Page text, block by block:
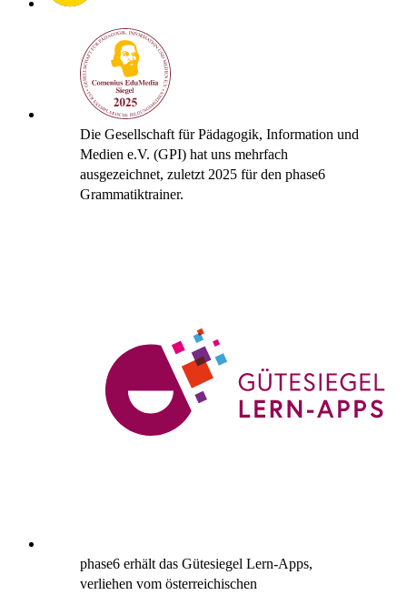
Die Gesellschaft für Pädagogik, Information und
Medien e.V. (GPI) hat uns mehrfach
ausgezeichnet, zuletzt 2025 für den phase6
Grammatiktrainer.
phase6 erhält das Gütesiegel Lern-Apps,
verliehen vom österreichischen